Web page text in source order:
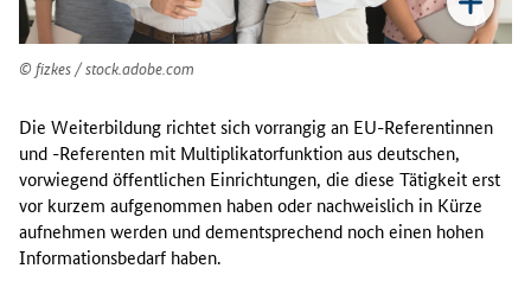
b
l
n
g
s
a
n
g
fizkes / stock.adobe.com
Die Weiterbildung richtet sich vorrangig an EU-Referentinnen
und -Referenten mit Multiplikatorfunktion aus deutschen,
vorwiegend öffentlichen Einrichtungen, die diese Tätigkeit erst
vor kurzem aufgenommen haben oder nachweislich in Kürze
aufnehmen werden und dementsprechend noch einen hohen
Informationsbedarf haben.